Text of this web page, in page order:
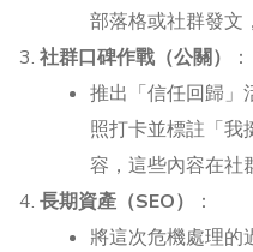
部落格或社群發文
社群口碑作戰（公關）
：
推出「信任回歸」
照打卡並標註「我
容，這些內容在社
長期資產（SEO）
：
將這次危機處理的